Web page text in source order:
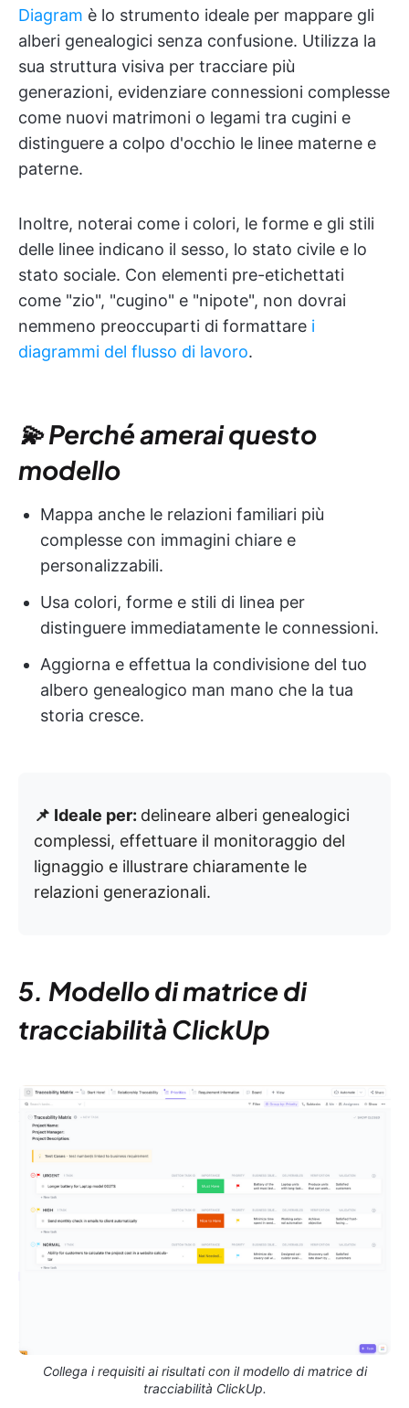
Diagram è lo strumento ideale per mappare gli
alberi genealogici senza confusione. Utilizza la
sua struttura visiva per tracciare più
generazioni, evidenziare connessioni complesse
come nuovi matrimoni o legami tra cugini e
distinguere a colpo d'occhio le linee materne e
paterne.
Inoltre, noterai come i colori, le forme e gli stili
delle linee indicano il sesso, lo stato civile e lo
stato sociale. Con elementi pre-etichettati
come "zio", "cugino" e "nipote", non dovrai
nemmeno preoccuparti di formattare i
diagrammi del flusso di lavoro.
💫 Perché amerai questo
modello
Mappa anche le relazioni familiari più
complesse con immagini chiare e
personalizzabili.
Usa colori, forme e stili di linea per
distinguere immediatamente le connessioni.
Aggiorna e effettua la condivisione del tuo
albero genealogico man mano che la tua
storia cresce.
📌 Ideale per: delineare alberi genealogici
complessi, effettuare il monitoraggio del
lignaggio e illustrare chiaramente le
relazioni generazionali.
5. Modello di matrice di
tracciabilità ClickUp
Collega i requisiti ai risultati con il modello di matrice di
tracciabilità ClickUp.